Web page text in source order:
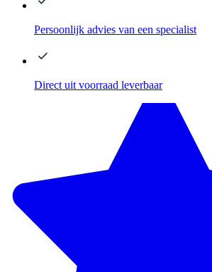
Persoonlijk advies van een specialist
Direct uit voorraad leverbaar